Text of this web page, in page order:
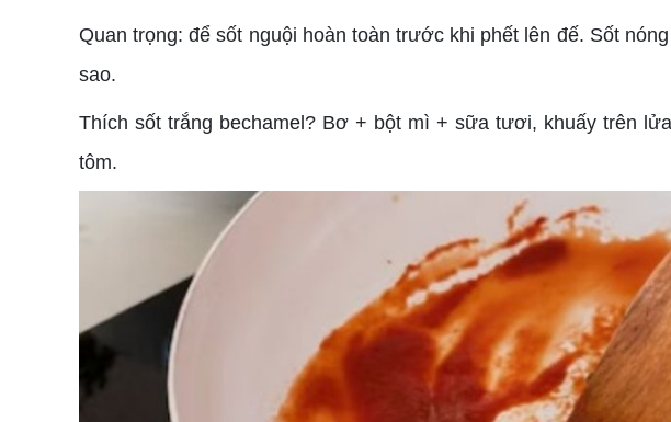
Quan trọng: để sốt nguội hoàn toàn trước khi phết lên đế. Sốt
sao.
Thích sốt trắng bechamel? Bơ + bột mì + sữa tươi, khuấy trên
tôm.